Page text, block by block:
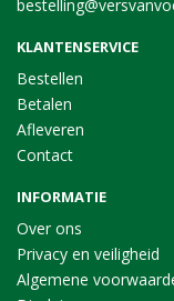
KLANTENSERVICE
Bestellen
Betalen
Afleveren
Contact
INFORMATIE
Over ons
Privacy en veiligheid
Algemene